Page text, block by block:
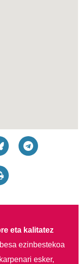
eta kalitatez
ezinbestekoa
esker,